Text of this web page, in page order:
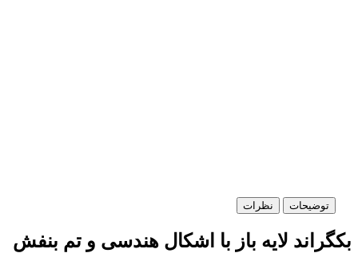
توضیحات نظرات
بکگراند لایه باز با اشکال هندسی و تم بنفش